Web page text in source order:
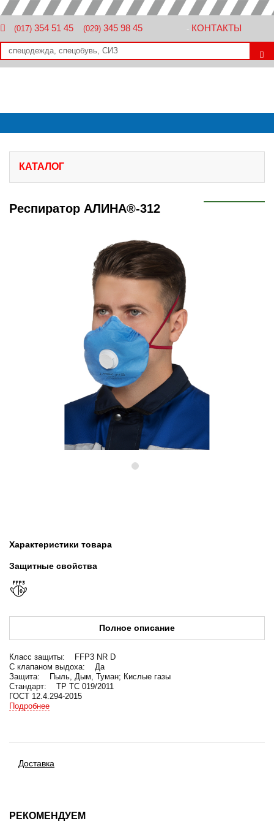
(017) 354 51 45 (029) 345 98 45 - КОНТАКТЫ
КАТАЛОГ
Респиратор АЛИНА®-312
Предыдущий
Характеристики товара
Защитные свойства
Полное описание
Класс защиты: FFP3 NR D
С клапаном выдоха: Да
Защита: Пыль, Дым, Туман; Кислые газы
Стандарт: ТР ТС 019/2011
ГОСТ 12.4.294-2015
Упаковка: Индивидуальная
Описание:
фильтрующего материала с дополнительной защитой от кислых
Особенности:
Подробнее
Доставка
РЕКОМЕНДУЕМ